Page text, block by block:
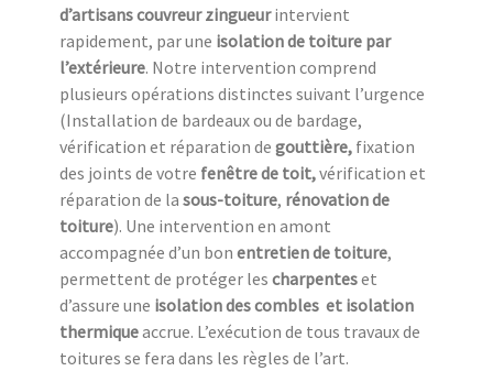
d’artisans couvreur zingueurintervient
rapidement, par une isolation de toiture par
l’extérieure. Notre intervention comprend
plusieurs opérations distinctes suivant l’urgence
(Installation de bardeaux ou de bardage,
vérification et réparation de gouttière, fixation
des joints de votre fenêtre de toit,vérification et
réparation de la sous-toiture, rénovation de
toiture). Une intervention en amont
accompagnée d’un bon entretien de toiture,
permettent de protéger les charpenteset
d’assure une isolation des combles et isolation
thermiqueaccrue. L’exécution de tous travaux de
toitures se fera dans les règles de l’art.